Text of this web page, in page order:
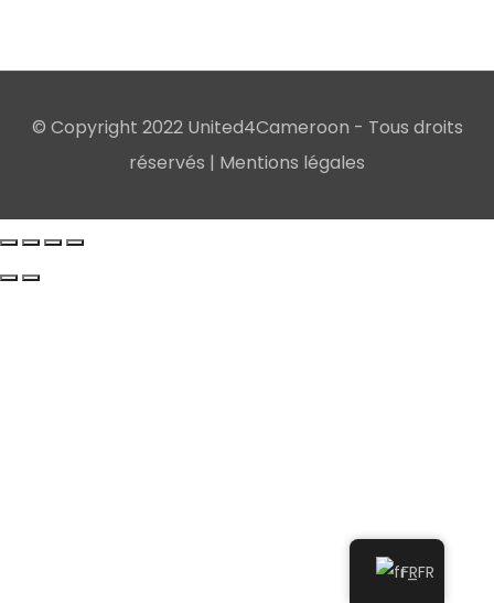
© Copyright 2022 United4Cameroon - Tous droits
réservés | Mentions légales
FR